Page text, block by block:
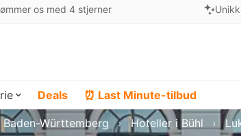
os med 4 stjerner
Deals ⏰ Last Minute-tilbud
Württemberg Hoteller i Bühl